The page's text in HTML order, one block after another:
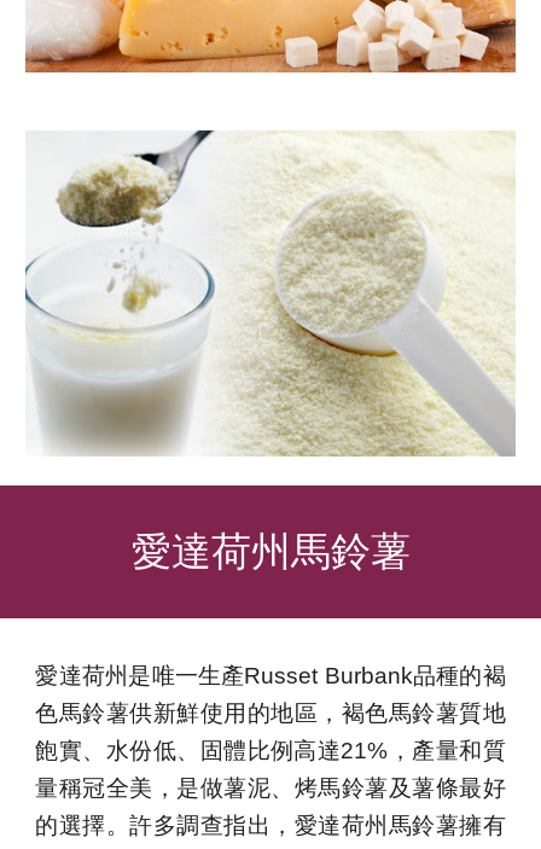
愛達荷州馬鈴薯
愛達荷州是唯一生產Russet Burbank品種的褐
色馬鈴薯供新鮮使用的地區，褐色馬鈴薯質地
飽實、 水份低、固體比例高達21%，產量和質
量稱冠全美，是做薯泥、烤馬鈴薯及薯條最好
的選擇。許多調查指出，愛達荷州馬鈴薯擁有